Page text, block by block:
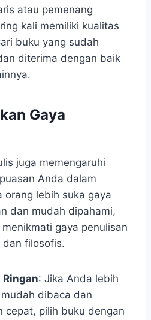
atau pemenang
kali memiliki kualitas
buku yang sudah
diterima dengan baik
Gaya
juga memengaruhi
Anda dalam
orang lebih suka gaya
dan mudah dipahami,
gaya penulisan
dan filosofis.
Ringan: Jika Anda lebih
dibaca dan
cepat, pilih buku dengan